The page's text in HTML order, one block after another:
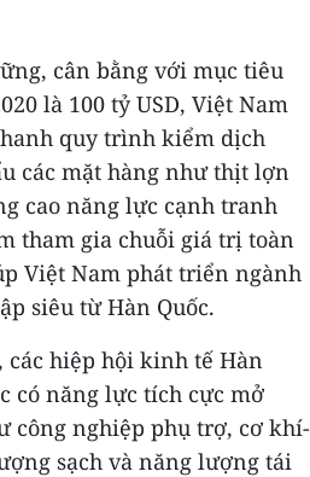
cân bằng với mục tiêu
là 100 tỷ USD, Việt Nam
quy trình kiểm dịch
các mặt hàng như thịt lợn
cao năng lực cạnh tranh
tham gia chuỗi giá trị toàn
Việt Nam phát triển ngành
siêu từ Hàn Quốc.
các hiệp hội kinh tế Hàn
có năng lực tích cực mở
công nghiệp phụ trợ, cơ khí-
sạch và năng lượng tái